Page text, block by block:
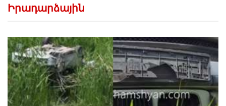
Իրադարձային